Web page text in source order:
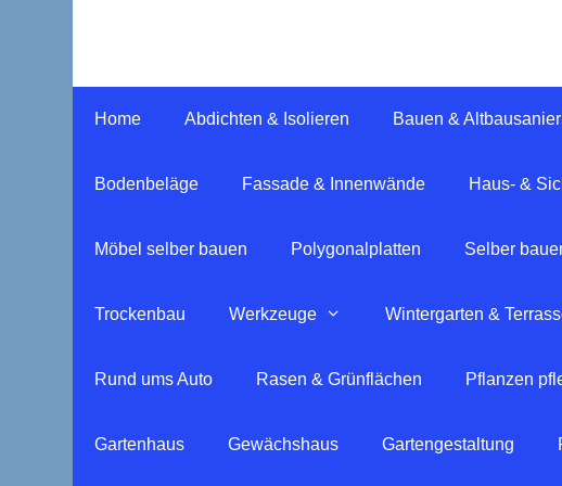
Home Abdichten & Isolieren Bauen &
Bodenbeläge Fassade & Innenwände Haus- &
Möbel selber bauen Polygonalplatten Selber
Trockenbau Werkzeuge Wintergarten &
Rund ums Auto Rasen & Grünflächen Pflanzen
Gartenhaus Gewächshaus Gartengestaltung